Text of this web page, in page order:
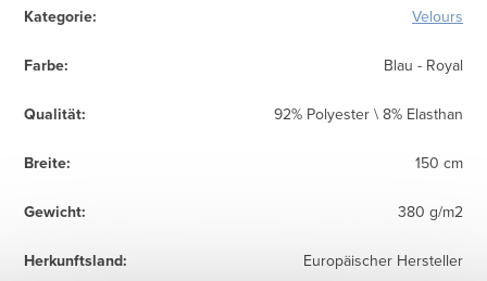
Kategorie: Velours
Farbe: Blau - Royal
Qualität: 92% Polyester \ 8% Elasthan
Breite: 150 cm
Gewicht: 380 g/m2
Herkunftsland: Europäischer Hersteller